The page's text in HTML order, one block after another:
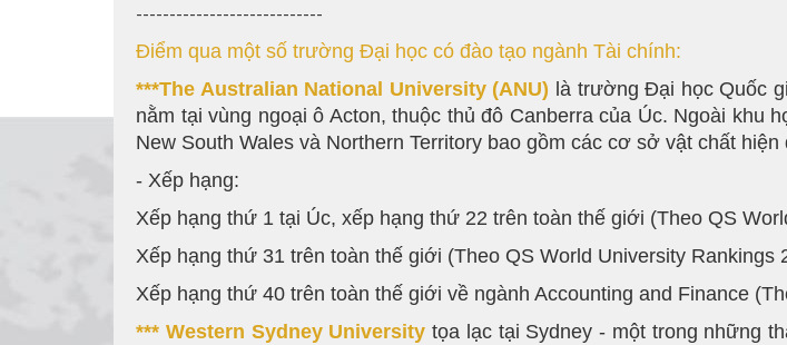
----------------------------
Điểm qua một số trường Đại học có đào tạo ngành Tài chính:
***The Australian National University (ANU) là trường Đại học Quốc
nằm tại vùng ngoại ô Acton, thuộc thủ đô Canberra của Úc. Ngoài khu
New South Wales và Northern Territory bao gồm các cơ sở vật chất
- Xếp hạng:
Xếp hạng thứ 1 tại Úc, xếp hạng thứ 22 trên toàn thế giới (Theo QS
Xếp hạng thứ 31 trên toàn thế giới (Theo QS World University Rankings
Xếp hạng thứ 40 trên toàn thế giới về ngành Accounting and Finance
*** Western Sydney University tọa lạc tại Sydney - một trong những